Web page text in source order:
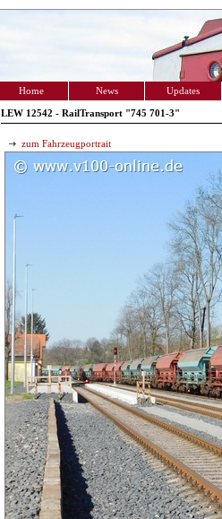
Home News Updates
LEW 12542 - RailTransport "745 701-3"
zum Fahrzeugportrait